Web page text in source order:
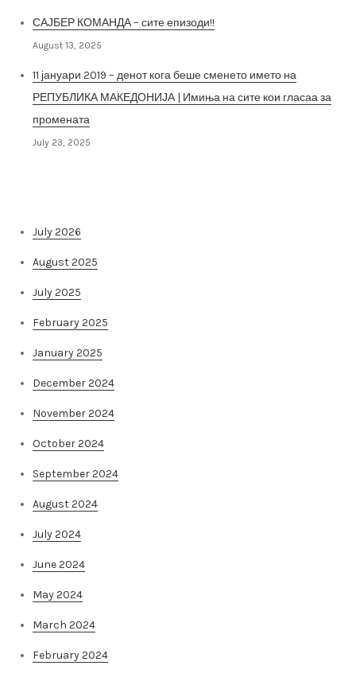
САЈБЕР КОМАНДА – сите епизоди!!
August 13, 2025
11 јануари 2019 – денот кога беше сменето името на
РЕПУБЛИКА МАКЕДОНИЈА | Имиња на сите кои гласаа за
промената
July 23, 2025
July 2026
August 2025
July 2025
February 2025
January 2025
December 2024
November 2024
October 2024
September 2024
August 2024
July 2024
June 2024
May 2024
March 2024
February 2024